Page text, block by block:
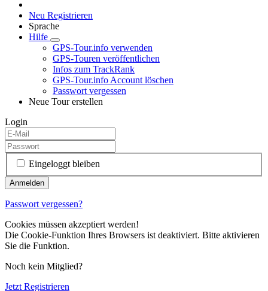
Neu Registrieren
Sprache
Hilfe
GPS-Tour.info verwenden
GPS-Touren veröffentlichen
Infos zum TrackRank
GPS-Tour.info Account löschen
Passwort vergessen
Neue Tour erstellen
Login
Eingeloggt bleiben
Passwort vergessen?
Cookies müssen akzeptiert werden!
Die Cookie-Funktion Ihres Browsers ist deaktiviert. Bitte aktivieren
Sie die Funktion.
Noch kein Mitglied?
Jetzt Registrieren